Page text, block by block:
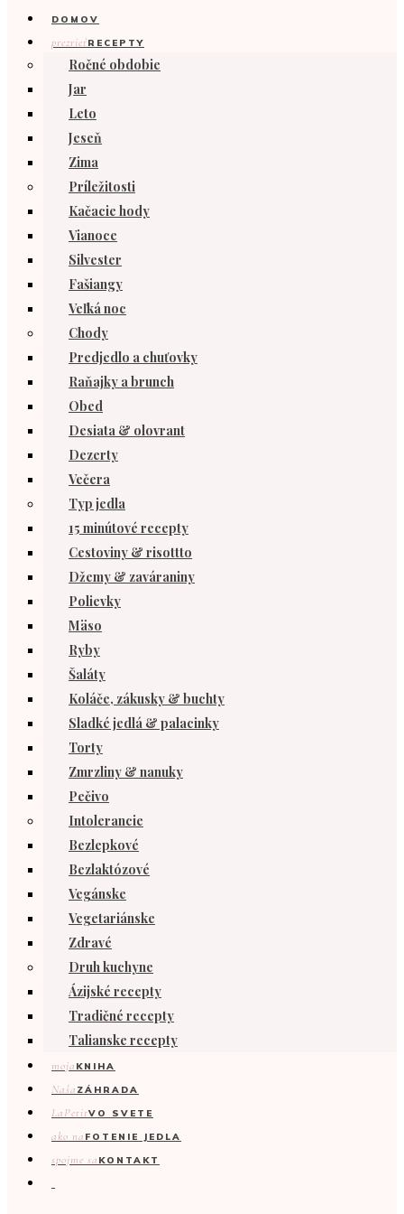
DOMOV
prezrieťRECEPTY
Ročné obdobie
Jar
Leto
Jeseň
Zima
Príležitosti
Kačacie hody
Vianoce
Silvester
Fašiangy
Veľká noc
Chody
Predjedlo a chuťovky
Raňajky a brunch
Obed
Desiata & olovrant
Dezerty
Večera
Typ jedla
15 minútové recepty
Cestoviny & risottto
Džemy & zaváraniny
Polievky
Mäso
Ryby
Šaláty
Koláče, zákusky & buchty
Sladké jedlá & palacinky
Torty
Zmrzliny & nanuky
Pečivo
Intolerancie
Bezlepkové
Bezlaktózové
Vegánske
Vegetariánske
Zdravé
Druh kuchyne
Ázijské recepty
Tradičné recepty
Talianske recepty
moja KNIHA
Naša ZÁHRADA
LaPetitVO SVETE
ako na FOTENIE JEDLA
spojme sa KONTAKT